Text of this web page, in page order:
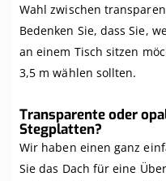
Wahl zwischen
Bedenken Sie, dass Sie,
an einem Tisch sitzen
3,5 m wählen sollten.
Transparente oder
Stegplatten?
Wir haben einen ganz
Sie das Dach für eine